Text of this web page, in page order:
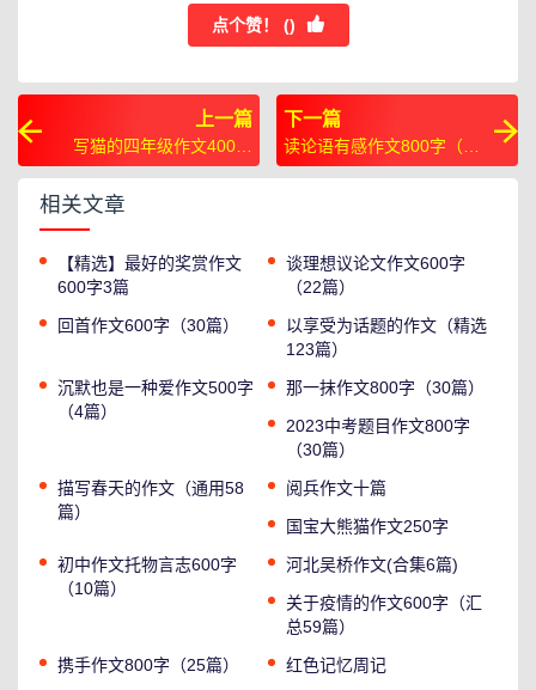
点个赞！ ()
上一篇
写猫的四年级作文400字
（5篇）
下一篇
读论语有感作文800字（30
篇）
相关文章
【精选】最好的奖赏作文
600字3篇
谈理想议论文作文600字
（22篇）
回首作文600字（30篇）
以享受为话题的作文（精选
123篇）
沉默也是一种爱作文500字
（4篇）
那一抹作文800字（30篇）
2023中考题目作文800字
（30篇）
描写春天的作文（通用58
篇）
阅兵作文十篇
国宝大熊猫作文250字
初中作文托物言志600字
（10篇）
河北吴桥作文(合集6篇)
关于疫情的作文600字（汇
总59篇）
携手作文800字（25篇）
红色记忆周记